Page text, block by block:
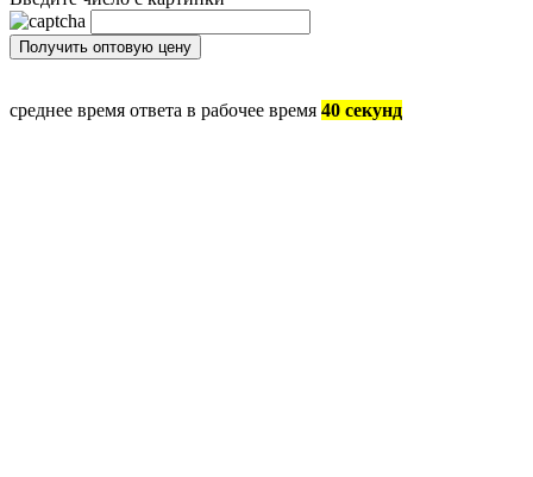
среднее время ответа в рабочее время 40 секунд